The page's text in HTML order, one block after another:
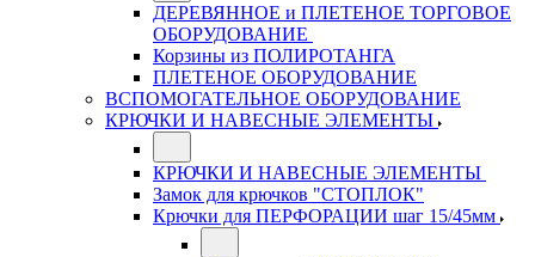
ДЕРЕВЯННОЕ и ПЛЕТЕНОЕ ТОРГОВОЕ
ОБОРУДОВАНИЕ
Корзины из ПОЛИРОТАНГА
ПЛЕТЕНОЕ ОБОРУДОВАНИЕ
ВСПОМОГАТЕЛЬНОЕ ОБОРУДОВАНИЕ
КРЮЧКИ И НАВЕСНЫЕ ЭЛЕМЕНТЫ
КРЮЧКИ И НАВЕСНЫЕ ЭЛЕМЕНТЫ
Замок для крючков "СТОПЛОК"
Крючки для ПЕРФОРАЦИИ шаг 15/45мм